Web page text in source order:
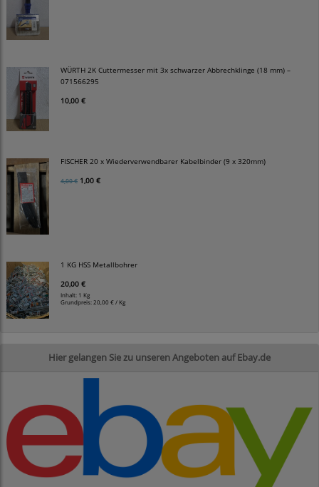
WÜRTH 2K Cuttermesser mit 3x schwarzer Abbrechklinge (18 mm) –
071566295
10,00 €
FISCHER 20 x Wiederverwendbarer Kabelbinder (9 x 320mm)
4,00 € 1,00 €
1 KG HSS Metallbohrer
20,00 €
Inhalt: 1 Kg
Grundpreis: 20,00 € / Kg
Hier gelangen Sie zu unseren Angeboten auf Ebay.de